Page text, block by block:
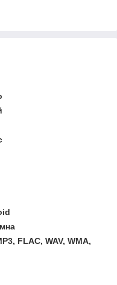
FLAC, WAV, WMA,